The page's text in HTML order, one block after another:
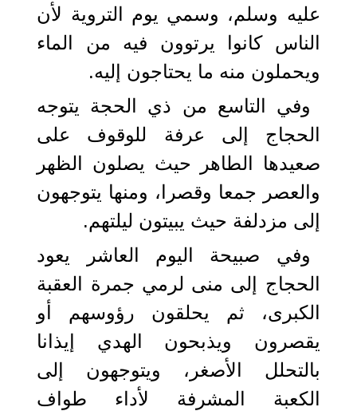
عليه وسلم، وسمي يوم التروية لأن
الناس كانوا يرتوون فيه من الماء
ويحملون منه ما يحتاجون إليه.
وفي التاسع من ذي الحجة يتوجه
الحجاج إلى عرفة للوقوف على
صعيدها الطاهر حيث يصلون الظهر
والعصر جمعا وقصرا، ومنها يتوجهون
إلى مزدلفة حيث يبيتون ليلتهم.
وفي صبيحة اليوم العاشر يعود
الحجاج إلى منى لرمي جمرة العقبة
الكبرى، ثم يحلقون رؤوسهم أو
يقصرون ويذبحون الهدي إيذانا
بالتحلل الأصغر، ويتوجهون إلى
الكعبة المشرفة لأداء طواف